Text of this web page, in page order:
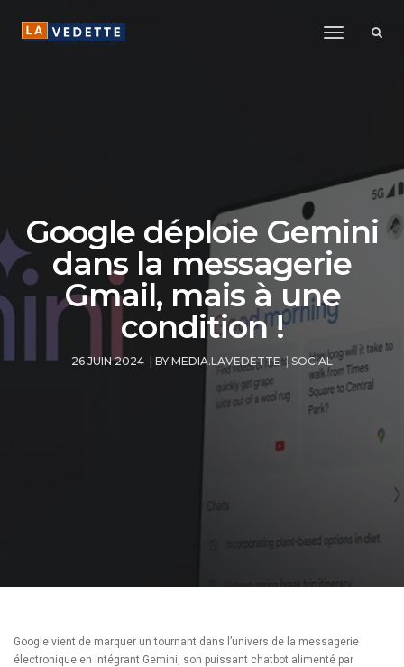
Toggle
Google déploie Gemini
dans la messagerie
Gmail, mais à une
condition !
26 JUIN 2024 BY MEDIA.LAVEDETTE SOCIAL
Google vient de marquer un tournant dans l’univers de la messagerie
électronique en intégrant Gemini, son puissant chatbot alimenté par